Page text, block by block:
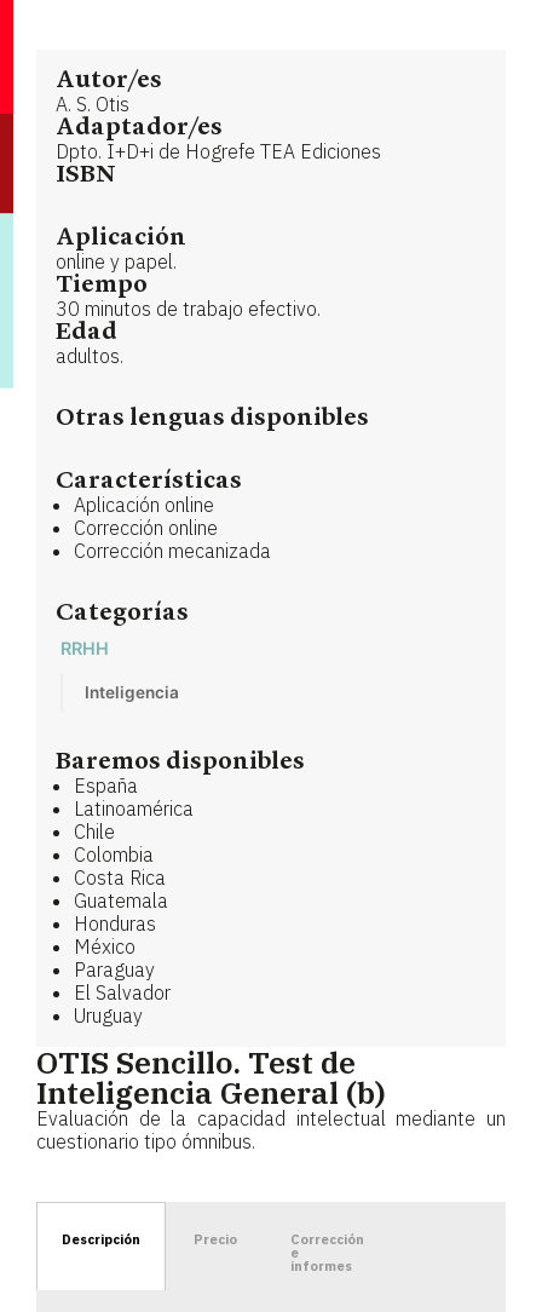
Autor/es
A. S. Otis
Adaptador/es
Dpto. I+D+i de Hogrefe TEA Ediciones
ISBN
Aplicación
online y papel.
Tiempo
30 minutos de trabajo efectivo.
Edad
adultos.
Otras lenguas disponibles
Características
Aplicación online
Corrección online
Corrección mecanizada
Categorías
RRHH
Inteligencia
Baremos disponibles
España
Latinoamérica
Chile
Colombia
Costa Rica
Guatemala
Honduras
México
Paraguay
El Salvador
Uruguay
OTIS Sencillo. Test de
Inteligencia General (b)
Evaluación de la capacidad intelectual mediante un
cuestionario tipo ómnibus.
Descripción Precio Corrección
e
informes